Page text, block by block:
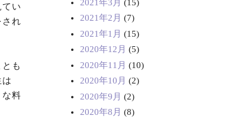
い
され
も
な料
2021年3月 (15)
2021年2月 (7)
2021年1月 (15)
2020年12月 (5)
2020年11月 (10)
2020年10月 (2)
2020年9月 (2)
2020年8月 (8)